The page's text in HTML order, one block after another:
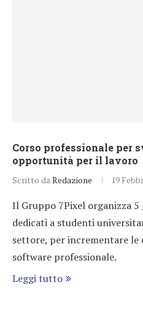
Corso professionale per
opportunità per il lavoro
Scritto da Redazione 19
Il Gruppo 7Pixel organizza
dedicati a studenti
settore, per incrementare
software professionale.
Leggi tutto